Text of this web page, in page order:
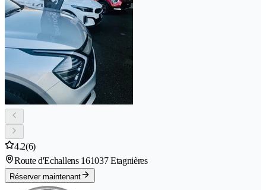
4.2(6)
Route d'Echallens 161037 Etagnières
Réserver maintenant